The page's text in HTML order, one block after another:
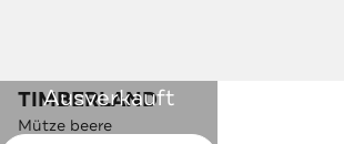
Ausverkauft
TIMBERLAND
Mütze beere